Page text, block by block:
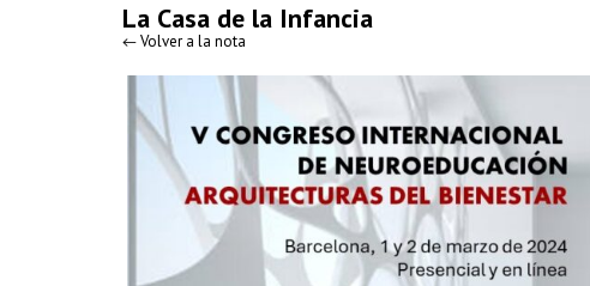
La Casa de la Infancia
← Volver a la nota